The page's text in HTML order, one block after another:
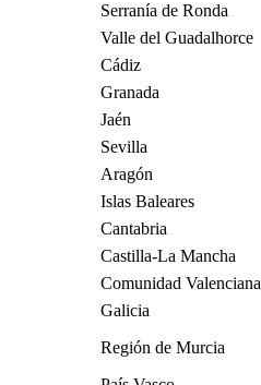
Serranía de Ronda
Valle del Guadalhorce
Cádiz
Granada
Jaén
Sevilla
Aragón
Islas Baleares
Cantabria
Castilla-La Mancha
Comunidad Valenciana
Galicia
Región de Murcia